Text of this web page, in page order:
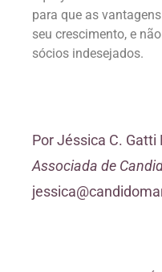
para que as
seu crescimento, e
sócios indesejados.
PorJéssica C. Gatti
Associada de